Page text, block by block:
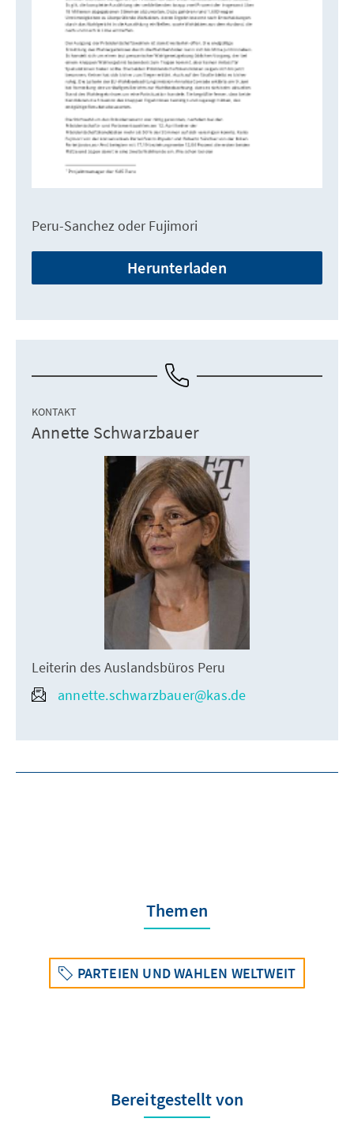
Peru-Sanchez oder Fujimori
Herunterladen
KONTAKT
Annette Schwarzbauer
Leiterin des Auslandsbüros Peru
annette.schwarzbauer@kas.de
Themen
PARTEIEN UND WAHLEN WELTWEIT
Bereitgestellt von